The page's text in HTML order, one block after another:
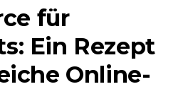
für
Ein Rezept
Online-